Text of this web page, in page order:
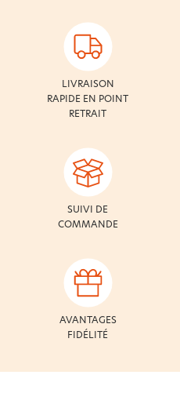
LIVRAISON
RAPIDE EN POINT
RETRAIT
SUIVI DE
COMMANDE
AVANTAGES
FIDÉLITÉ